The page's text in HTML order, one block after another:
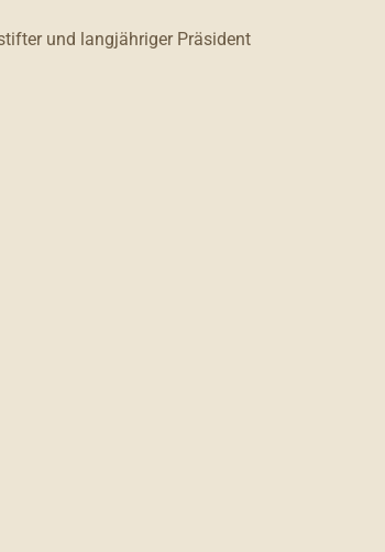
und langjähriger Präsident